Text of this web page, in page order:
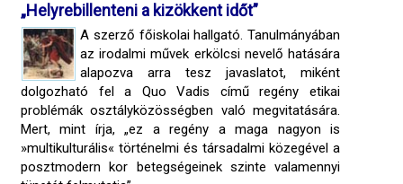
„Helyrebillenteni a kizökkent időt”
A szerző főiskolai hallgató. Tanulmányában
az irodalmi művek erkölcsi nevelő hatására
alapozva arra tesz javaslatot, miként
dolgozható fel a Quo Vadis című regény etikai
problémák osztályközösségben való megvitatására.
Mert, mint írja, „ez a regény a maga nagyon is
»multikulturális« történelmi és társadalmi közegével a
posztmodern kor betegségeinek szinte valamennyi